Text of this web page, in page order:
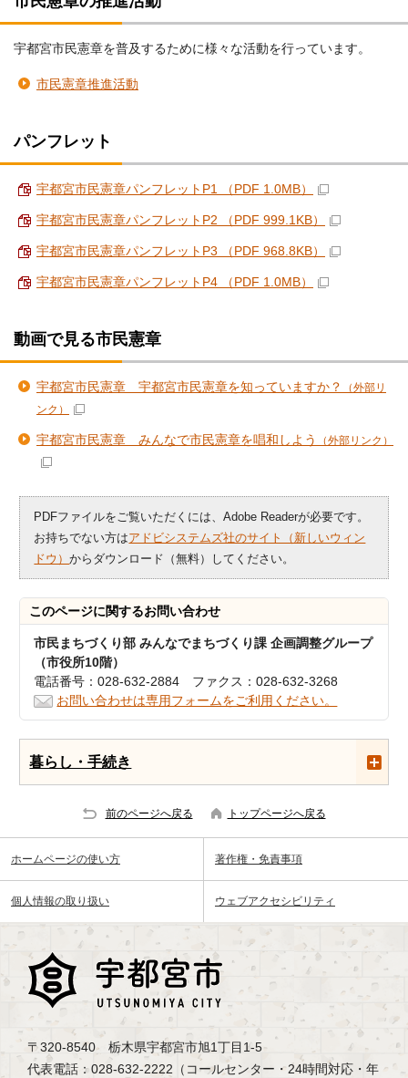
宇都宮市民憲章を普及するために様々な活動を行っています。
市民憲章推進活動
パンフレット
宇都宮市民憲章パンフレットP1 （PDF 1.0MB）
宇都宮市民憲章パンフレットP2 （PDF 999.1KB）
宇都宮市民憲章パンフレットP3 （PDF 968.8KB）
宇都宮市民憲章パンフレットP4 （PDF 1.0MB）
動画で見る市民憲章
宇都宮市民憲章 宇都宮市民憲章を知っていますか？
（外部リ
ンク）
宇都宮市民憲章 みんなで市民憲章を唱和しよう （外部リンク）
PDFファイルをご覧いただくには、Adobe Readerが必要です。
お持ちでない方はアドビシステムズ社のサイト（新しいウィン
ドウ）からダウンロード（無料）してください。
このページに関するお問い合わせ
市民まちづくり部 みんなでまちづくり課 企画調整グループ
（市役所10階）
電話番号：028-632-2884 ファクス：028-632-3268
お問い合わせは専用フォームをご利用ください。
暮らし・手続き
前のページへ戻る トップページへ戻る
ホームページの使い方 著作権・免責事項
個人情報の取り扱い ウェブアクセシビリティ
〒320-8540 栃木県宇都宮市旭1丁目1-5
代表電話：028-632-2222（コールセンター・24時間対応・年